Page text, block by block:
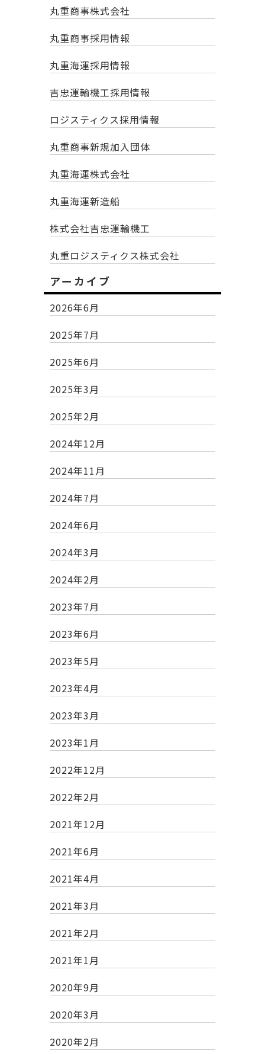
丸重商事株式会社
丸重商事採用情報
丸重海運採用情報
吉忠運輸機工採用情報
ロジスティクス採用情報
丸重商事新規加入団体
丸重海運株式会社
丸重海運新造船
株式会社吉忠運輸機工
丸重ロジスティクス株式会社
アーカイブ
2026年6月
2025年7月
2025年6月
2025年3月
2025年2月
2024年12月
2024年11月
2024年7月
2024年6月
2024年3月
2024年2月
2023年7月
2023年6月
2023年5月
2023年4月
2023年3月
2023年1月
2022年12月
2022年2月
2021年12月
2021年6月
2021年4月
2021年3月
2021年2月
2021年1月
2020年9月
2020年3月
2020年2月